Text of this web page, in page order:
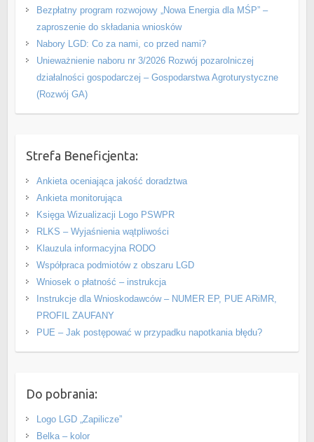
Bezpłatny program rozwojowy „Nowa Energia dla MŚP” –
zaproszenie do składania wniosków
Nabory LGD: Co za nami, co przed nami?
Unieważnienie naboru nr 3/2026 Rozwój pozarolniczej
działalności gospodarczej – Gospodarstwa Agroturystyczne
(Rozwój GA)
Strefa Beneficjenta:
Ankieta oceniająca jakość doradztwa
Ankieta monitorująca
Księga Wizualizacji Logo PSWPR
RLKS – Wyjaśnienia wątpliwości
Klauzula informacyjna RODO
Współpraca podmiotów z obszaru LGD
Wniosek o płatność – instrukcja
Instrukcje dla Wnioskodawców – NUMER EP, PUE ARiMR,
PROFIL ZAUFANY
PUE – Jak postępować w przypadku napotkania błędu?
Do pobrania:
Logo LGD „Zapilicze”
Belka – kolor